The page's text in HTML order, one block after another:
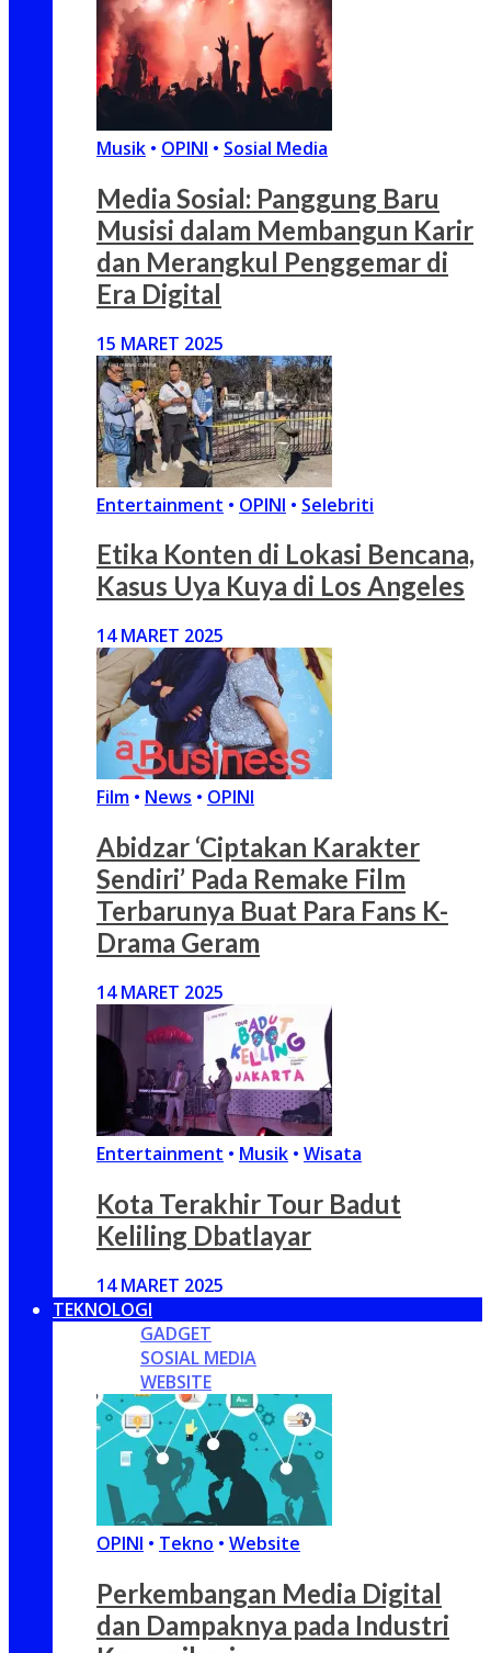
Musik • OPINI • Sosial Media
Media Sosial: Panggung Baru
Musisi dalam Membangun Karir
dan Merangkul Penggemar di
Era Digital
15 MARET 2025
Entertainment • OPINI • Selebriti
Etika Konten di Lokasi Bencana,
Kasus Uya Kuya di Los Angeles
14 MARET 2025
Film • News • OPINI
Abidzar ‘Ciptakan Karakter
Sendiri’ Pada Remake Film
Terbarunya Buat Para Fans K-
Drama Geram
14 MARET 2025
Entertainment • Musik • Wisata
Kota Terakhir Tour Badut
Keliling Dbatlayar
14 MARET 2025
TEKNOLOGI
GADGET
SOSIAL MEDIA
WEBSITE
OPINI • Tekno • Website
Perkembangan Media Digital
dan Dampaknya pada Industri